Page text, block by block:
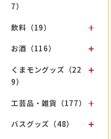
7）
飲料（19）
お酒（116）
くまモングッズ（22
9）
工芸品・雑貨（177）
バスグッズ（48）